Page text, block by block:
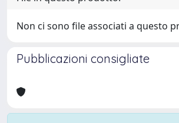
Non ci sono file associati a questo
Pubblicazioni consigliate